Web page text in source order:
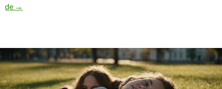
de Des
peau
–
une
→